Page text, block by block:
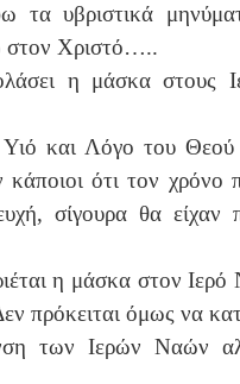
τα υβριστικά
στον Χριστό…..
η μάσκα στους
και Λόγο του Θεού
ότι τον χρόνο
σίγουρα θα είχαν
η μάσκα στον
πρόκειται όμως να
των Ιερών Ναών